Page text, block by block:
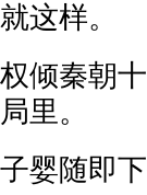
就这样。
权倾秦朝
局里。
子婴随即